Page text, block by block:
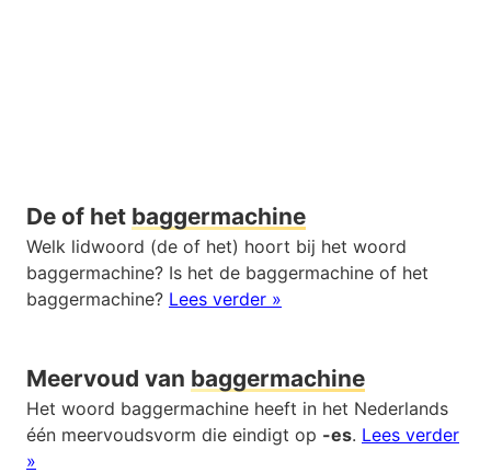
De of het baggermachine
Welk lidwoord (de of het) hoort bij het woord
baggermachine? Is het de baggermachine of het
baggermachine? Lees verder »
Meervoud van baggermachine
Het woord baggermachine heeft in het Nederlands
één meervoudsvorm die eindigt op -es. Lees verder
»